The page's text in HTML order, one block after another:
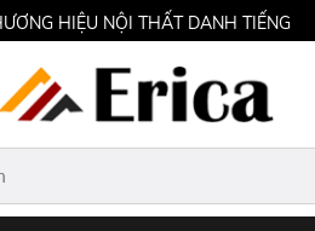
HIỆU NỘI THẤT DANH TIẾNG